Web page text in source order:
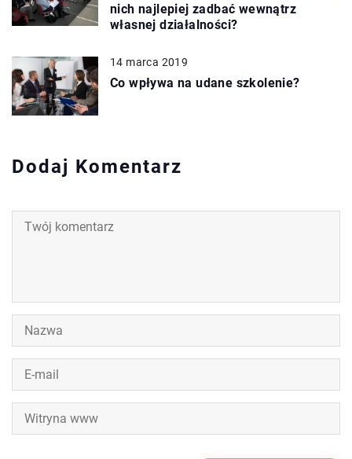
nich najlepiej zadbać wewnątrz
własnej działalności?
14 marca 2019
Co wpływa na udane szkolenie?
Dodaj Komentarz